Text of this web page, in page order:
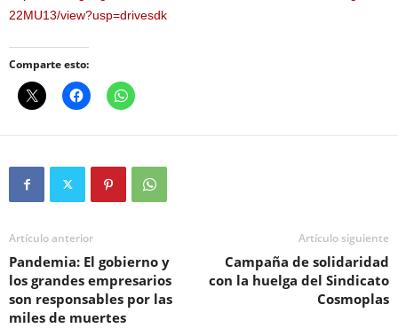
22MU13/view?usp=drivesdk
Comparte esto:
Artículo anterior
Pandemia: El gobierno y
los grandes empresarios
son responsables por las
miles de muertes
Artículo siguiente
Campaña de solidaridad
con la huelga del Sindicato
Cosmoplas